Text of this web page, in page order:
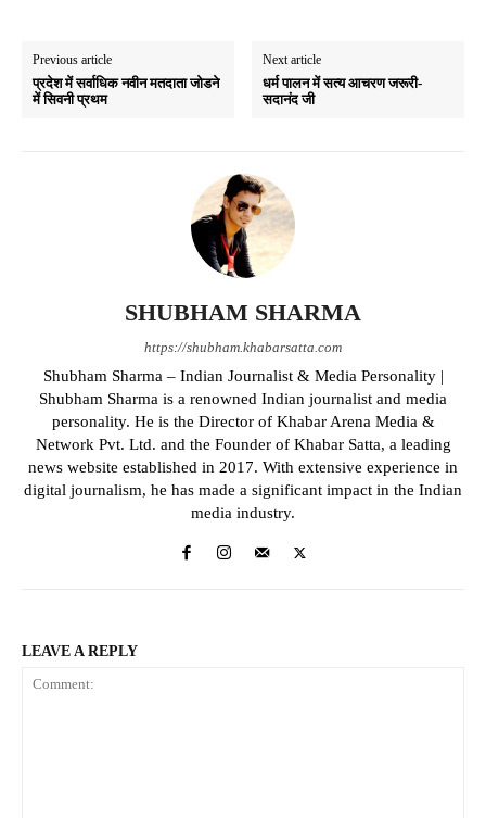
Previous article
प्रदेश में सर्वाधिक नवीन मतदाता जोडने
में सिवनी प्रथम
Next article
धर्म पालन में सत्य आचरण जरूरी-
सदानंद जी
SHUBHAM SHARMA
https://shubham.khabarsatta.com
Shubham Sharma – Indian Journalist & Media Personality |
Shubham Sharma is a renowned Indian journalist and media
personality. He is the Director of Khabar Arena Media &
Network Pvt. Ltd. and the Founder of Khabar Satta, a leading
news website established in 2017. With extensive experience in
digital journalism, he has made a significant impact in the Indian
media industry.
LEAVE A REPLY